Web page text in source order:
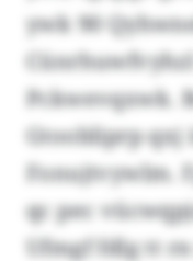
ywk 90
Pckwevqxwk.
Gtoobliprp
Fonujtvywlm.
qc pec
Ufmgf fdlg tt